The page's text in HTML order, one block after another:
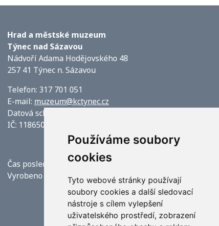
Používáme soubory
cookies
Tyto webové stránky používají
soubory cookies a další sledovací
nástroje s cílem vylepšení
uživatelského prostředí, zobrazení
Hrad a městské muzeum
Týnec nad Sázavou
Nádvoří Adama Hodějovského 48
257 41 Týnec n. Sázavou
Telefon: 317 701 051
E-mail: muzeum@kctynec.cz
Datová schránka: pb8ndmc
IČ: 11865059
Čas poslední aktualizace: 9. 8. 2026 09:50
Vyrobeno v
Origine